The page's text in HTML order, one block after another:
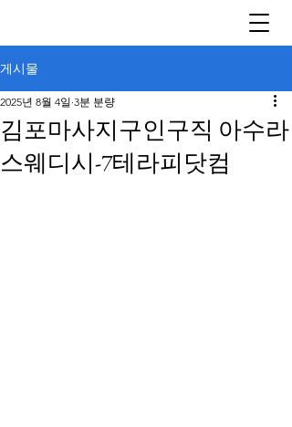
게시물
김포마사지구인구직 아수라
스웨디시-7테라피닷컴
2025년 8월 4일 3분 분량